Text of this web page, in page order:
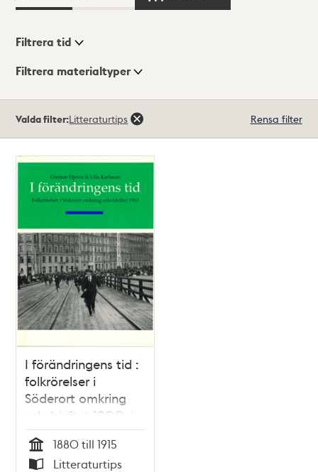
Visningsläge
Filtrera tid
Filtrera materialtyper
träffar
Valda filter:Litteraturtips Rensa filter
I förändringens tid :
folkrörelser i
Söderort omkring
sekelskiftet 1900 /
Gunnar Hjerne &
Ulla Karlsson
Tid
1880 till 1915
Litteraturtips